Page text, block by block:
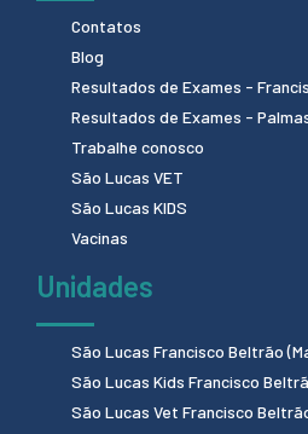
Contatos
Blog
Resultados de Exames -
Resultados de Exames -
Trabalhe conosco
São Lucas VET
São Lucas KIDS
Vacinas
Unidades
São Lucas Francisco Beltrão
São Lucas Kids Francisco
São Lucas Vet Francisco